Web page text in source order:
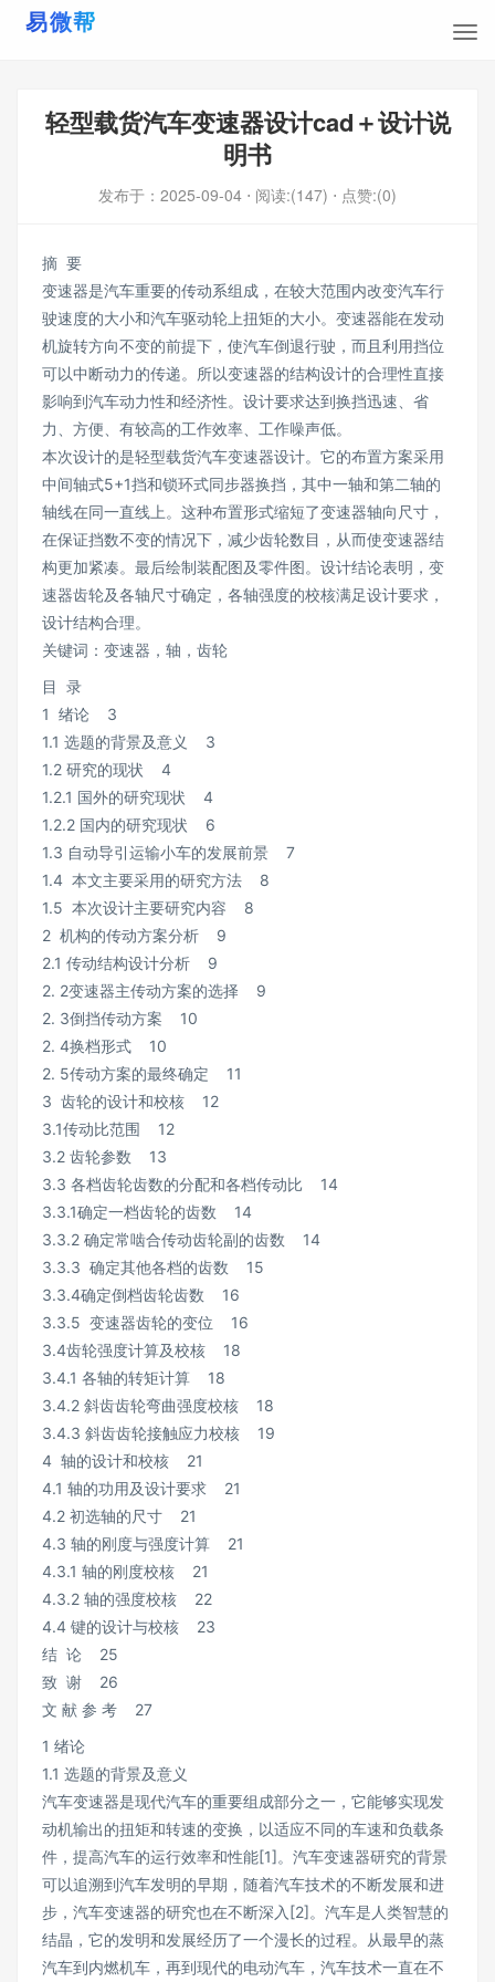
轻型载货汽车变速器设计cad＋设计说
明书
发布于： 2025-09-04 ⋅ 阅读:(147) ⋅ 点赞:(0)
摘 要
变速器是汽车重要的传动系组成，在较大范围内改变汽车行
驶速度的大小和汽车驱动轮上扭矩的大小。变速器能在发动
机旋转方向不变的前提下，使汽车倒退行驶，而且利用挡位
可以中断动力的传递。所以变速器的结构设计的合理性直接
影响到汽车动力性和经济性。设计要求达到换挡迅速、省
力、方便、有较高的工作效率、工作噪声低。
本次设计的是轻型载货汽车变速器设计。它的布置方案采用
中间轴式5+1挡和锁环式同步器换挡，其中一轴和第二轴的
轴线在同一直线上。这种布置形式缩短了变速器轴向尺寸，
在保证挡数不变的情况下，减少齿轮数目，从而使变速器结
构更加紧凑。最后绘制装配图及零件图。设计结论表明，变
速器齿轮及各轴尺寸确定，各轴强度的校核满足设计要求，
设计结构合理。
关键词：变速器，轴，齿轮
目 录
1 绪论 3
1.1 选题的背景及意义 3
1.2 研究的现状 4
1.2.1 国外的研究现状 4
1.2.2 国内的研究现状 6
1.3 自动导引运输小车的发展前景 7
1.4 本文主要采用的研究方法 8
1.5 本次设计主要研究内容 8
2 机构的传动方案分析 9
2.1 传动结构设计分析 9
2. 2变速器主传动方案的选择 9
2. 3倒挡传动方案 10
2. 4换档形式 10
2. 5传动方案的最终确定 11
3 齿轮的设计和校核 12
3.1传动比范围 12
3.2 齿轮参数 13
3.3 各档齿轮齿数的分配和各档传动比 14
3.3.1确定一档齿轮的齿数 14
3.3.2 确定常啮合传动齿轮副的齿数 14
3.3.3 确定其他各档的齿数 15
3.3.4确定倒档齿轮齿数 16
3.3.5 变速器齿轮的变位 16
3.4齿轮强度计算及校核 18
3.4.1 各轴的转矩计算 18
3.4.2 斜齿齿轮弯曲强度校核 18
3.4.3 斜齿齿轮接触应力校核 19
4 轴的设计和校核 21
4.1 轴的功用及设计要求 21
4.2 初选轴的尺寸 21
4.3 轴的刚度与强度计算 21
4.3.1 轴的刚度校核 21
4.3.2 轴的强度校核 22
4.4 键的设计与校核 23
结 论 25
致 谢 26
文 献 参 考 27
1 绪论
1.1 选题的背景及意义
汽车变速器是现代汽车的重要组成部分之一，它能够实现发
动机输出的扭矩和转速的变换，以适应不同的车速和负载条
件，提高汽车的运行效率和性能[1]。汽车变速器研究的背景
可以追溯到汽车发明的早期，随着汽车技术的不断发展和进
步，汽车变速器的研究也在不断深入[2]。汽车是人类智慧的
结晶，它的发明和发展经历了一个漫长的过程。从最早的蒸
汽车到内燃机车，再到现代的电动汽车，汽车技术一直在不